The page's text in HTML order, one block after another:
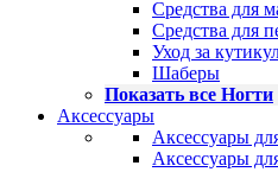
Средства для
Средства для
Уход за
Шаберы
Показать все Ногти
Аксессуары
Аксессуары
Аксессуары